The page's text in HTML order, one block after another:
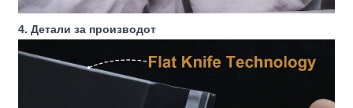
4. Детали за производот